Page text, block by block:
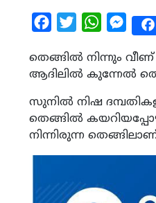
Facebook
Twitter WhatsApp
തെങ്ങില്‍ നിന്നും വീണ്
ആദിലില്‍ കുന്നേല്‍
സുനില്‍ നിഷ
തെങ്ങില്‍
നിന്നിരുന്ന